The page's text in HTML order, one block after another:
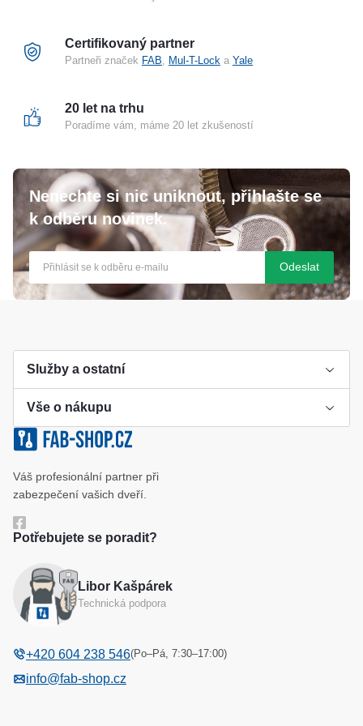
Certifikovaný partner
Partneři značek FAB Mul-T-Lock a Yale
20 let na trhu
Poradíme vám, máme 20 let zkušeností
Nenechte si nic uniknout, přihlašte se
k odběru novinek.
Odeslat
Služby a ostatní
Výroba klíče
Klíčové systémy
Katalog
Vše o nákupu
Cookies a podmínky používání
Ochrana osobních údajů
Odstoupení od kupní smlouvy
Váš profesionální partner při
zabezpečení vašich dveří.
Potřebujete se poradit?
Libor Kašpárek
Technická podpora
+420 604 238 546(Po–Pá, 7:30–17:00)
info@fab-shop.cz